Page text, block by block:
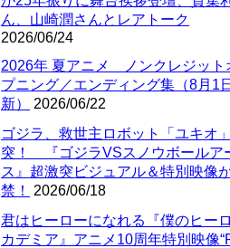
ん、山崎潤さんとレアトーク
2026/06/24
2026年 夏アニメ ノンクレジット
プニング／エンディング集（8月1
新）
2026/06/22
ゴジラ、救世主ロボット「ユキオ
突！ 『ゴジラVSスノウボールア
ス』超激突ビジュアル＆特別映像
禁！
2026/06/18
君はヒーローになれる『僕のヒー
カデミア』アニメ10周年特別映像